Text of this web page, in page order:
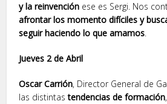
y la reinvención ese es Sergi. Nos
afrontar los momento difíciles y
seguir haciendo lo que amamos.
Jueves 2 de Abril
Oscar Carrión, Director General de
las distintastendencias de formación